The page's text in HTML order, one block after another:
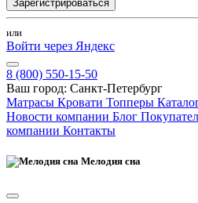
Зарегистрироваться
или
Войти через Яндекс
8 (800) 550-15-50
Ваш город: Санкт-Петербург
Матрасы Кровати Топперы
Новости компании Блог
компании Контакты
Мелодия сна